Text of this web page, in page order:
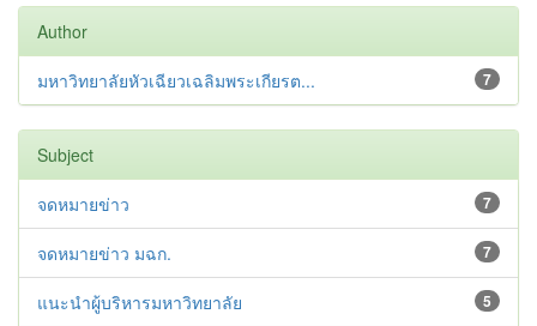
Author
7
มหาวิทยาลัยหัวเฉียวเฉลิมพระเกียรต...
Subject
7
จดหมายข่าว
7
จดหมายข่าว มฉก.
5
แนะนำผู้บริหารมหาวิทยาลัย